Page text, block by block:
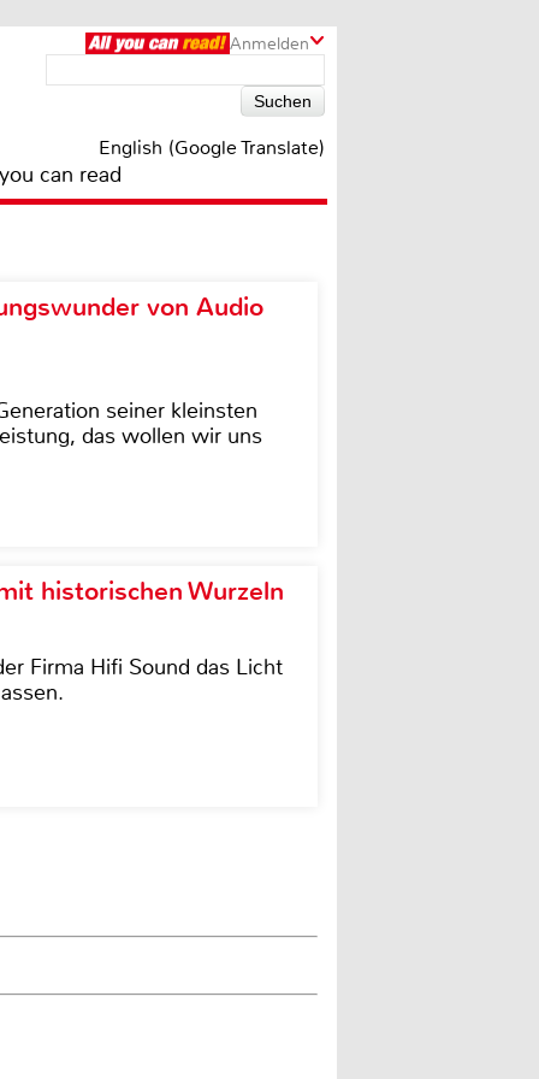
Anmelden
English (Google Translate)
can read
von Audio
seiner kleinsten
das wollen wir uns
historischen Wurzeln
Firma Hifi Sound das Licht